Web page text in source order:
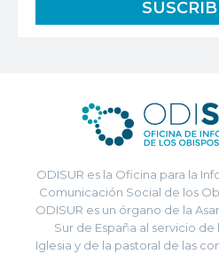
ODISUR es la Oficina para la
Comunicación Social de los
ODISUR es un órgano de la
Sur de España al servicio
Iglesia y de la pastoral de las